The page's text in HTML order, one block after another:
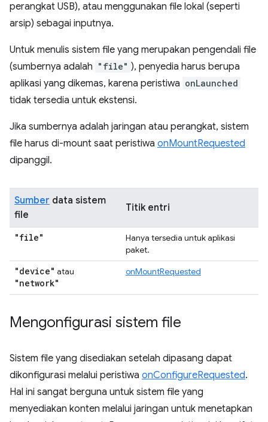
perangkat USB), atau menggunakan file lokal (seperti
arsip) sebagai inputnya.
Untuk menulis sistem file yang merupakan pengendali file
(sumbernya adalah "file" ), penyedia harus berupa
aplikasi yang dikemas, karena peristiwa onLaunched
tidak tersedia untuk ekstensi.
Jika sumbernya adalah jaringan atau perangkat, sistem
file harus di-mount saat peristiwa onMountRequested
dipanggil.
Sumber data sistem
file
Titik entri
"file"
Hanya tersedia untuk aplikasi
paket.
"device" atau
"network"
onMountRequested
Mengonfigurasi sistem file
Sistem file yang disediakan setelah dipasang dapat
dikonfigurasi melalui peristiwa onConfigureRequested.
Hal ini sangat berguna untuk sistem file yang
menyediakan konten melalui jaringan untuk menetapkan